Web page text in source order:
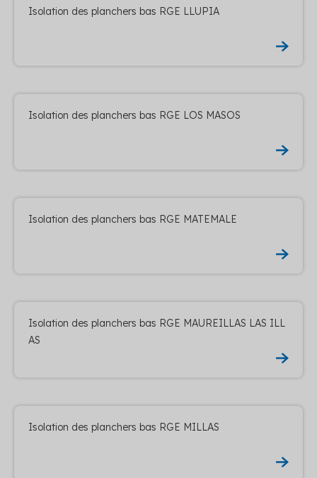
Isolation des planchers bas RGE LLUPIA
Isolation des planchers bas RGE LOS MASOS
Isolation des planchers bas RGE MATEMALE
Isolation des planchers bas RGE MAUREILLAS LAS ILL
AS
Isolation des planchers bas RGE MILLAS